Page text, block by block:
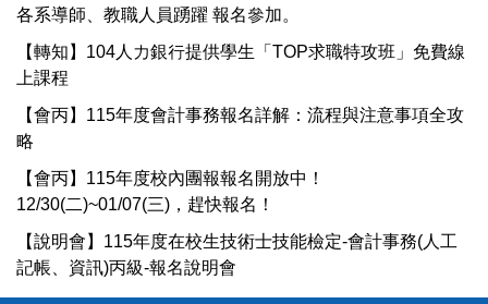
各系導師、教職人員踴躍 報名參加。
【轉知】104人力銀行提供學生「TOP求職特攻班」免費線
上課程
【會丙】115年度會計事務報名詳解：流程與注意事項全攻
略
【會丙】115年度校內團報報名開放中！
12/30(二)~01/07(三)，趕快報名！
【說明會】115年度在校生技術士技能檢定-會計事務(人工
記帳、資訊)丙級-報名說明會